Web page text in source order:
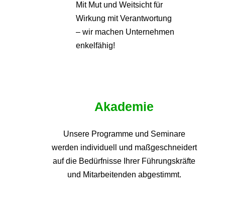
Mit Mut und Weitsicht für
Wirkung mit Verantwortung
– wir machen Unternehmen
enkelfähig!
Akademie
Unsere Programme und Seminare
werden individuell und maßgeschneidert
auf die Bedürfnisse Ihrer Führungskräfte
und Mitarbeitenden abgestimmt.